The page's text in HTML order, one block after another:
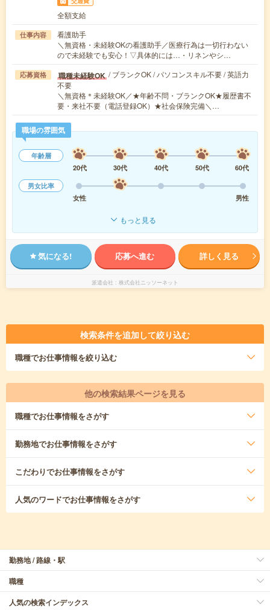
全額支給
仕事内容
看護助手
＼無資格・未経験OKの看護助手／医療行為は一切行わない
ので未経験でも安心！▽具体的には…・リネンやシ…
応募資格 職種未経験OK / ブランクOK / パソコンスキル不要 / 英語力
不要
＼無資格＊未経験OK／★年齢不問・ブランクOK★履歴書不
要・来社不要（電話登録OK）★社会保険完備＼…
職場の雰囲気
年齢層
20代
30代 40代 50代
60代
男女比率
女性
男性
もっと見る
気になる! 応募へ進む 詳しく見る
派遣会社 株式会社ニッソーネット
検索条件を追加して絞り込む
職種でお仕事情報を絞り込む
他の検索結果ページを見る
職種でお仕事情報をさがす
勤務地でお仕事情報をさがす
こだわりでお仕事情報をさがす
人気のワードでお仕事情報をさがす
勤務地 / 路線・駅
職種
人気の検索インデックス